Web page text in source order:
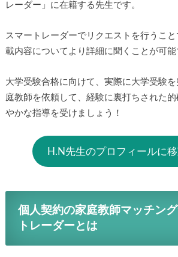
レーダー」に在籍する先生です。
スマートレーダーでリクエストを行うこ
載内容についてより詳細に聞くことが可能
大学受験合格に向けて、実際に大学受験
庭教師を依頼して、経験に裏打ちされた
やかな指導を受けましょう！
H.N先生のプロフィールに
個人契約の家庭教師マッチン
トレーダーとは